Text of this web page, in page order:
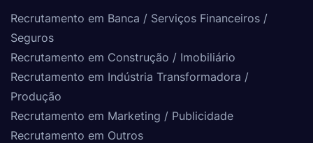
Recrutamento em Banca / Serviços Financeiros /
Seguros
Recrutamento em Construção / Imobiliário
Recrutamento em Indústria Transformadora /
Produção
Recrutamento em Marketing / Publicidade
Recrutamento em Outros